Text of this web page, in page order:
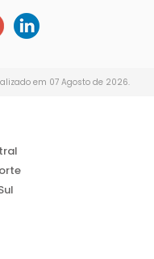
em 07 Agosto de 2026.